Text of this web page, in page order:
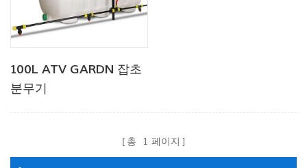
100L ATV GARDN 잡초
분무기
총 1 페이지